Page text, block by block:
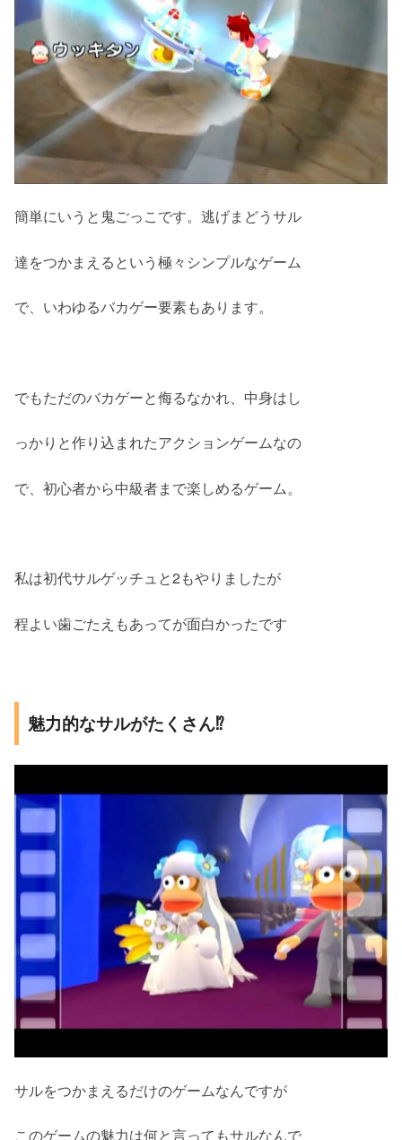
簡単にいうと鬼ごっこです。逃げまどうサル
達をつかまえるという極々シンプルなゲーム
で、いわゆるバカゲー要素もあります。
でもただのバカゲーと侮るなかれ、中身はし
っかりと作り込まれたアクションゲームなの
で、初心者から中級者まで楽しめるゲーム。
私は初代サルゲッチュと2もやりましたが
程よい歯ごたえもあってが面白かったです
魅力的なサルがたくさん⁉︎
サルをつかまえるだけのゲームなんですが
このゲームの魅力は何と言ってもサルなんで